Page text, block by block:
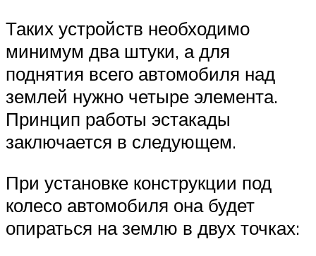
Таких устройств необходимо
минимум два штуки, а для
поднятия всего автомобиля над
землей нужно четыре элемента.
Принцип работы эстакады
заключается в следующем.
При установке конструкции под
колесо автомобиля она будет
опираться на землю в двух точках: